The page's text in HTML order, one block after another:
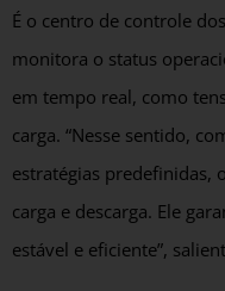
É o centro de controle
monitora o status
em tempo real, como
carga. “Nesse sentido,
estratégias predefinidas,
carga e descarga. Ele
estável e eficiente”,